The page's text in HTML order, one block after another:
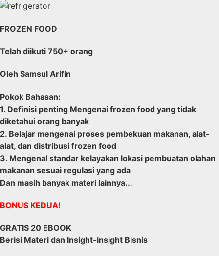
FROZEN FOOD
Telah diikuti 750+ orang
Oleh Samsul Arifin
Pokok Bahasan:
1. Deﬁnisi penting Mengenai frozen food yang tidak
diketahui orang banyak
2. Belajar mengenai proses pembekuan makanan, alat-
alat, dan distribusi frozen food
3. Mengenal standar kelayakan lokasi pembuatan olahan
makanan sesuai regulasi yang ada
Dan masih banyak materi lainnya...
BONUS KEDUA!
GRATIS 20 EBOOK
Berisi Materi dan Insight-insight Bisnis